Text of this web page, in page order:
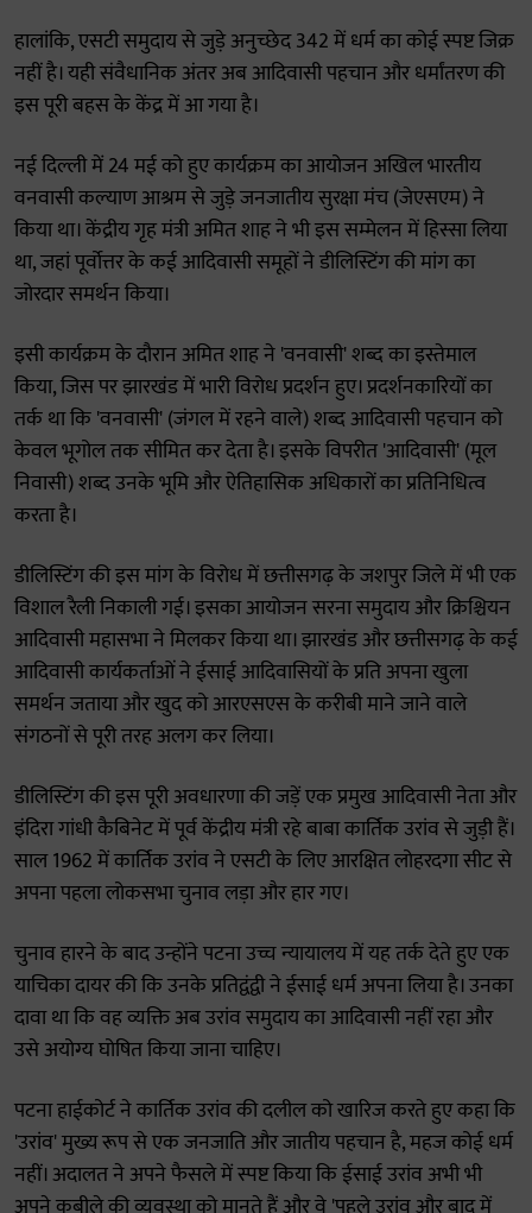
हालांकि, एसटी समुदाय से जुड़े अनुच्छेद 342 में धर्म का कोई स्पष्ट जिक्र
नहीं है। यही संवैधानिक अंतर अब आदिवासी पहचान और धर्मांतरण की
इस पूरी बहस के केंद्र में आ गया है।
नई दिल्ली में 24 मई को हुए कार्यक्रम का आयोजन अखिल भारतीय
वनवासी कल्याण आश्रम से जुड़े जनजातीय सुरक्षा मंच (जेएसएम) ने
किया था। केंद्रीय गृह मंत्री अमित शाह ने भी इस सम्मेलन में हिस्सा लिया
था, जहां पूर्वोत्तर के कई आदिवासी समूहों ने डीलिस्टिंग की मांग का
जोरदार समर्थन किया।
इसी कार्यक्रम के दौरान अमित शाह ने 'वनवासी' शब्द का इस्तेमाल
किया, जिस पर झारखंड में भारी विरोध प्रदर्शन हुए। प्रदर्शनकारियों का
तर्क था कि 'वनवासी' (जंगल में रहने वाले) शब्द आदिवासी पहचान को
केवल भूगोल तक सीमित कर देता है। इसके विपरीत 'आदिवासी' (मूल
निवासी) शब्द उनके भूमि और ऐतिहासिक अधिकारों का प्रतिनिधित्व
करता है।
डीलिस्टिंग की इस मांग के विरोध में छत्तीसगढ़ के जशपुर जिले में भी एक
विशाल रैली निकाली गई। इसका आयोजन सरना समुदाय और क्रिश्चियन
आदिवासी महासभा ने मिलकर किया था। झारखंड और छत्तीसगढ़ के कई
आदिवासी कार्यकर्ताओं ने ईसाई आदिवासियों के प्रति अपना खुला
समर्थन जताया और खुद को आरएसएस के करीबी माने जाने वाले
संगठनों से पूरी तरह अलग कर लिया।
डीलिस्टिंग की इस पूरी अवधारणा की जड़ें एक प्रमुख आदिवासी नेता और
इंदिरा गांधी कैबिनेट में पूर्व केंद्रीय मंत्री रहे बाबा कार्तिक उरांव से जुड़ी हैं।
साल 1962 में कार्तिक उरांव ने एसटी के लिए आरक्षित लोहरदगा सीट से
अपना पहला लोकसभा चुनाव लड़ा और हार गए।
चुनाव हारने के बाद उन्होंने पटना उच्च न्यायालय में यह तर्क देते हुए एक
याचिका दायर की कि उनके प्रतिद्वंद्वी ने ईसाई धर्म अपना लिया है। उनका
दावा था कि वह व्यक्ति अब उरांव समुदाय का आदिवासी नहीं रहा और
उसे अयोग्य घोषित किया जाना चाहिए।
पटना हाईकोर्ट ने कार्तिक उरांव की दलील को खारिज करते हुए कहा कि
'उरांव' मुख्य रूप से एक जनजाति और जातीय पहचान है, महज कोई धर्म
नहीं। अदालत ने अपने फैसले में स्पष्ट किया कि ईसाई उरांव अभी भी